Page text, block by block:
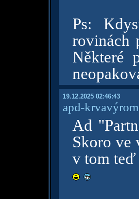
Ps:
rovinách
Některé
19.12.2025 02:46:43
apd-
Ad
Skoro ve
v tom teď